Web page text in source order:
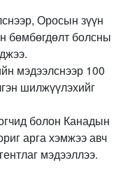
Оросын зүүн
бөмбөгдөлт болсны
мэдээлснээр 100
шилжүүлэхийг
болон Канадын
арга хэмжээ авч
мэдээллээ.